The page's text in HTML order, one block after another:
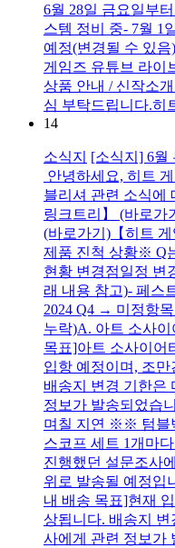
6월 28일 금요일부
스템 정비 중- 7월 1
예정(변경될 수 있
게임즈 유튜브 라이
상품 안내 / 신작소
심 부탁드립니다.히
14
소식지
[소식지] 6월
안녕하세요, 히트
블리셔 관련 소식에
링크트리】 (바로가
(바로가기)【히트
제품 진척 상황※ Q
현황 변경점일정 변
래 내용 참고)- 페스
2024 Q4 → 미정항
누락)A. 아트 소사
목표]아트 소사이어
입항 예정이며, 조
배송지 변경 기한은
정보가 발송되었습
며칠 지연 ※※ 텀블
스코프 세트 1개마
진행했던 설문조사
위로 발송될 예정입
내 배송 목표]현재
상됩니다. 배송지
사에게 관련 정보가